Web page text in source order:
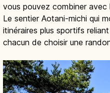
vous pouvez combiner avec
Le sentier Aotani-michi qui
itinéraires plus sportifs
chacun de choisir une